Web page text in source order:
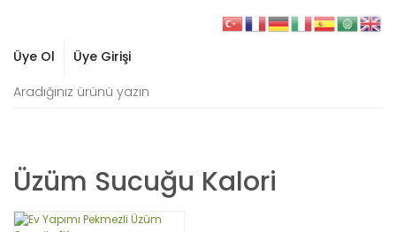
Üye Ol Üye Girişi
Üzüm Sucuğu Kalori